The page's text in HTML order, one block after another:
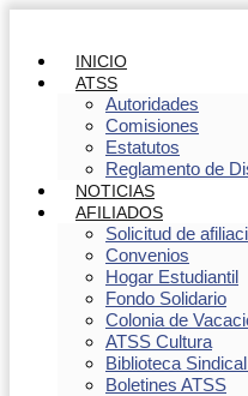
INICIO
ATSS
Autoridades
Comisiones
Estatutos
Reglamento de
NOTICIAS
AFILIADOS
Solicitud de
Convenios
Hogar Estudiantil
Fondo Solidario
Colonia de
ATSS Cultura
Biblioteca
Boletines ATSS